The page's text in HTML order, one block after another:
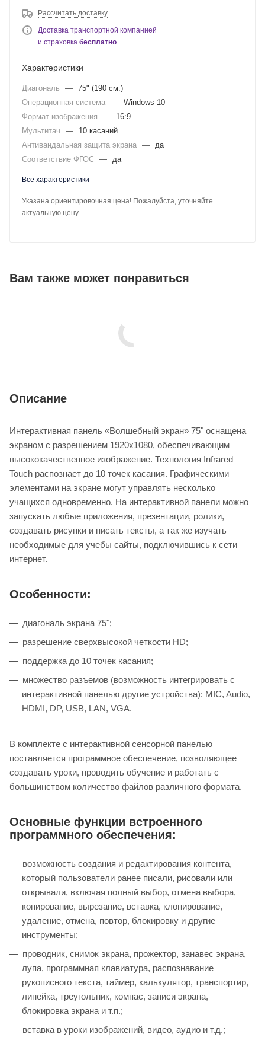
Рассчитать доставку
Доставка транспортной компанией
и страховка бесплатно
Характеристики
Диагональ — 75" (190 см.)
Операционная система — Windows 10
Формат изображения
—
16:9
Мультитач
—
10 касаний
Антивандальная защита экрана — да
Соответствие ФГОС — да
Все характеристики
Указана ориентировочная цена! Пожалуйста, уточняйте
актуальную цену.
Вам также может понравиться
Описание
Интерактивная панель «Волшебный экран» 75" оснащена
экраном с разрешением 1920x1080, обеспечивающим
высококачественное изображение. Технология Infrared
Touch распознает до 10 точек касания. Графическими
элементами на экране могут управлять несколько
учащихся одновременно. На интерактивной панели можно
запускать любые приложения, презентации, ролики,
создавать рисунки и писать тексты, а так же изучать
необходимые для учебы сайты, подключившись к сети
интернет.
Особенности:
диагональ экрана 75";
разрешение сверхвысокой четкости HD;
поддержка до 10 точек касания;
множество разъемов (возможность интегрировать с
интерактивной панелью другие устройства): MIC, Audio,
HDMI, DP, USB, LAN, VGA.
В комплекте с интерактивной сенсорной панелью
поставляется программное обеспечение, позволяющее
создавать уроки, проводить обучение и работать с
большинством количество файлов различного формата.
Основные функции встроенного
программного обеспечения:
возможность создания и редактирования контента,
который пользователи ранее писали, рисовали или
открывали, включая полный выбор, отмена выбора,
копирование, вырезание, вставка, клонирование,
удаление, отмена, повтор, блокировку и другие
инструменты;
проводник, снимок экрана, прожектор, занавес экрана,
лупа, программная клавиатура, распознавание
рукописного текста, таймер, калькулятор, транспортир,
линейка, треугольник, компас, записи экрана,
блокировка экрана и т.п.;
вставка в уроки изображений, видео, аудио и т.д.;